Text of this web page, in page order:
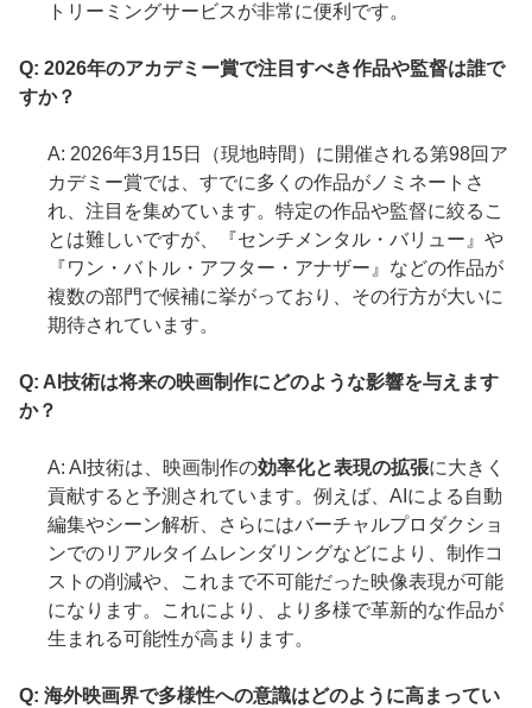
トリーミングサービスが非常に便利です。
Q: 2026年のアカデミー賞で注目すべき作品や監督は誰で
すか？
A: 2026年3月15日（現地時間）に開催される第98回ア
カデミー賞では、すでに多くの作品がノミネートさ
れ、注目を集めています。特定の作品や監督に絞るこ
とは難しいですが、『センチメンタル・バリュー』や
『ワン・バトル・アフター・アナザー』などの作品が
複数の部門で候補に挙がっており、その行方が大いに
期待されています。
Q: AI技術は将来の映画制作にどのような影響を与えます
か？
A: AI技術は、映画制作の効率化と表現の拡張に大きく
貢献すると予測されています。例えば、AIによる自動
編集やシーン解析、さらにはバーチャルプロダクショ
ンでのリアルタイムレンダリングなどにより、制作コ
ストの削減や、これまで不可能だった映像表現が可能
になります。これにより、より多様で革新的な作品が
生まれる可能性が高まります。
Q: 海外映画界で多様性への意識はどのように高まってい